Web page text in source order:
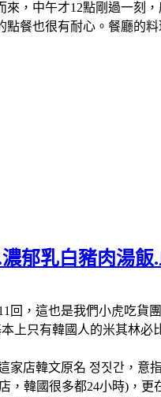
，中午才12點剛過一刻
餐也很有耐心。餐廳的
郁乳白豬肉湯
回，這也是我們小虎吃
上只有韓國人的米其林
店韓文原名 정짓간，意
韓國很多都24小時)，